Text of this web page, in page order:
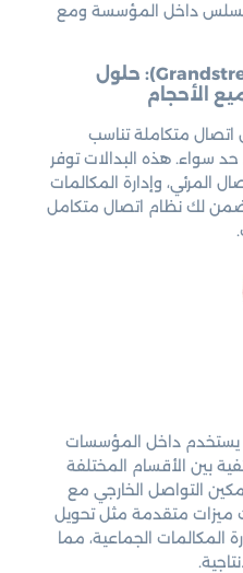
داخل المؤسسة ومع
بدالات جراند ستريم (Grandstream): حلول
الأحجام
اتصال متكاملة تناسب
حد سواء. هذه البدالات توفر
المرئي، وإدارة المكالمات
لك نظام اتصال متكامل
يستخدم داخل المؤسسات
بين الأقسام المختلفة
التواصل الخارجي مع
ميزات متقدمة مثل تحويل
المكالمات الجماعية، مما